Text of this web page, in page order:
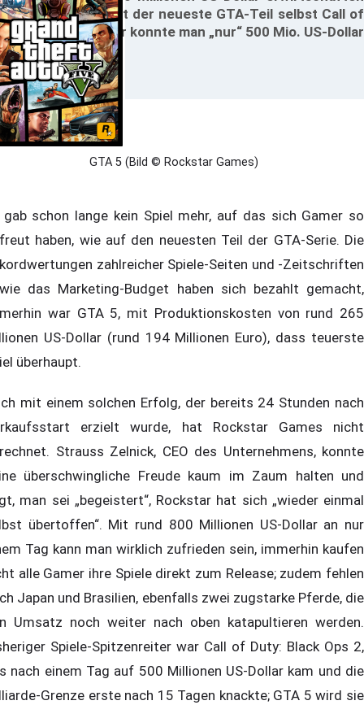
damit schlägt der neueste GTA-Teil selbst Call of
Black Ops 2, hier konnte man „nur“ 500 Mio. US-Dollar
GTA 5 (Bild © Rockstar Games)
gab schon lange kein Spiel mehr, auf das sich Gamer so
haben, wie auf den neuesten Teil der GTA-Serie. Die
zahlreicher Spiele-Seiten und -Zeitschriften
das Marketing-Budget haben sich bezahlt gemacht,
war GTA 5, mit Produktionskosten von rund 265
US-Dollar (rund 194 Millionen Euro), dass teuerste
überhaupt.
mit einem solchen Erfolg, der bereits 24 Stunden nach
erzielt wurde, hat Rockstar Games nicht
Strauss Zelnick, CEO des Unternehmens, konnte
überschwingliche Freude kaum im Zaum halten und
man sei „begeistert“, Rockstar hat sich „wieder einmal
übertoffen“. Mit rund 800 Millionen US-Dollar an nur
Tag kann man wirklich zufrieden sein, immerhin kaufen
alle Gamer ihre Spiele direkt zum Release; zudem fehlen
Japan und Brasilien, ebenfalls zwei zugstarke Pferde, die
Umsatz noch weiter nach oben katapultieren werden.
Spiele-Spitzenreiter war Call of Duty: Black Ops 2,
nach einem Tag auf 500 Millionen US-Dollar kam und die
Grenze erste nach 15 Tagen knackte; GTA 5 wird sie